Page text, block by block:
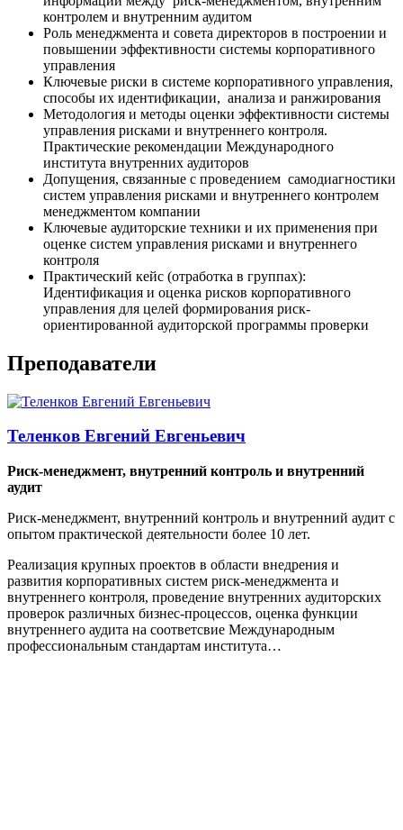
контролем и внутренним аудитом
Роль менеджмента и совета директоров в построении и
повышении эффективности системы корпоративного
управления
Ключевые риски в системе корпоративного управления,
способы их идентификации, анализа и ранжирования
Методология и методы оценки эффективности системы
управления рисками и внутреннего контроля.
Практические рекомендации Международного
института внутренних аудиторов
Допущения, связанные с проведением самодиагностики
систем управления рисками и внутреннего контролем
менеджментом компании
Ключевые аудиторские техники и их применения при
оценке систем управления рисками и внутреннего
контроля
Практический кейс (отработка в группах):
Идентификация и оценка рисков корпоративного
управления для целей формирования риск-
ориентированной аудиторской программы проверки
Преподаватели
Теленков Евгений Евгеньевич
Риск-менеджмент, внутренний контроль и внутренний
аудит
Риск-менеджмент, внутренний контроль и внутренний аудит с
опытом практической деятельности более 10 лет.
Реализация крупных проектов в области внедрения и
развития корпоративных систем риск-менеджмента и
внутреннего контроля, проведение внутренних аудиторских
проверок различных бизнес-процессов, оценка функции
внутреннего аудита на соответсвие Международным
профессиональным стандартам института…